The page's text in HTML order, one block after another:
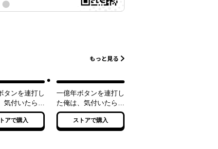
もっと見る
タンを連打し
気付いたら最
ていた5 ～
の学院無双～
アで購入
一億年ボタンを連打し
た俺は、気付いたら最
強になっていた6 ～
落第剣士の学院無双～
ストアで購入